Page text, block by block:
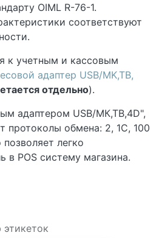
OIML R-76-1.
соответствуют
к учетным и кассовым
адаптер USB/MK,TB,
отдельно).
адаптером USB/МК,ТВ,4D",
протоколы обмена: 2, 1С, 100
легко
в POS систему магазина.